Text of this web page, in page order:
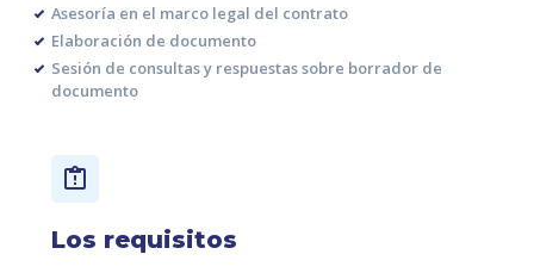
Asesoría en el marco legal del contrato
Elaboración de documento
Sesión de consultas y respuestas sobre borrador de
documento
Los requisitos